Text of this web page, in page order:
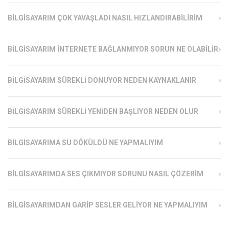
BILGISAYARIM ÇOK YAVAŞLADI NASIL HIZLANDIRABILIRIM
BILGISAYARIM İNTERNETE BAĞLANMIYOR SORUN NE OLABILIR
BILGISAYARIM SÜREKLI DONUYOR NEDEN KAYNAKLANIR
BILGISAYARIM SÜREKLI YENIDEN BAŞLIYOR NEDEN OLUR
BILGISAYARIMA SU DÖKÜLDÜ NE YAPMALIYIM
BILGISAYARIMDA SES ÇIKMIYOR SORUNU NASIL ÇÖZERIM
BILGISAYARIMDAN GARIP SESLER GELIYOR NE YAPMALIYIM